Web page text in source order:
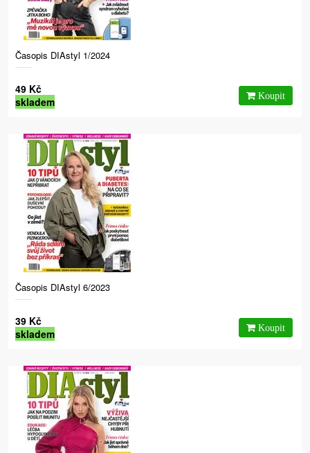
Časopis DIAstyl 1/2024
49 Kč
skladem
Časopis DIAstyl 6/2023
39 Kč
skladem